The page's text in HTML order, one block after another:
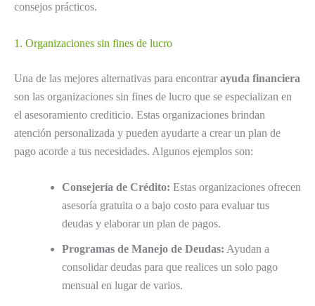
consejos prácticos.
1. Organizaciones sin fines de lucro
Una de las mejores alternativas para encontrar ayuda financiera
son las organizaciones sin fines de lucro que se especializan en
el asesoramiento crediticio. Estas organizaciones brindan
atención personalizada y pueden ayudarte a crear un plan de
pago acorde a tus necesidades. Algunos ejemplos son:
Consejería de Crédito: Estas organizaciones ofrecen
asesoría gratuita o a bajo costo para evaluar tus
deudas y elaborar un plan de pagos.
Programas de Manejo de Deudas: Ayudan a
consolidar deudas para que realices un solo pago
mensual en lugar de varios.